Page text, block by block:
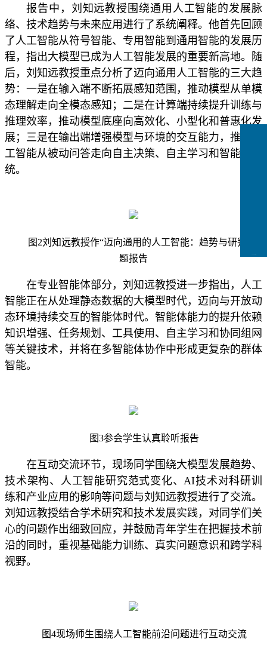
报告中，刘知远教授围绕通用人工智能的发展脉
络、技术趋势与未来应用进行了系统阐释。他首先回顾
了人工智能从符号智能、专用智能到通用智能的发展历
程，指出大模型已成为人工智能发展的重要新高地。随
后，刘知远教授重点分析了迈向通用人工智能的三大趋
势：一是在输入端不断拓展感知范围，推动模型从单模
态理解走向全模态感知；二是在计算端持续提升训练与
推理效率，推动模型底座向高效化、小型化和普惠化发
展；三是在输出端增强模型与环境的交互能力，推动人
工智能从被动问答走向自主决策、自主学习和智能体系
统。
图2刘知远教授作“迈向通用的人工智能：趋势与研判”专
题报告
在专业智能体部分，刘知远教授进一步指出，人工
智能正在从处理静态数据的大模型时代，迈向与开放动
态环境持续交互的智能体时代。智能体能力的提升依赖
知识增强、任务规划、工具使用、自主学习和协同组网
等关键技术，并将在多智能体协作中形成更复杂的群体
智能。
图3参会学生认真聆听报告
在互动交流环节，现场同学围绕大模型发展趋势、
技术架构、人工智能研究范式变化、AI技术对科研训
练和产业应用的影响等问题与刘知远教授进行了交流。
刘知远教授结合学术研究和技术发展实践，对同学们关
心的问题作出细致回应，并鼓励青年学生在把握技术前
沿的同时，重视基础能力训练、真实问题意识和跨学科
视野。
图4现场师生围绕人工智能前沿问题进行互动交流